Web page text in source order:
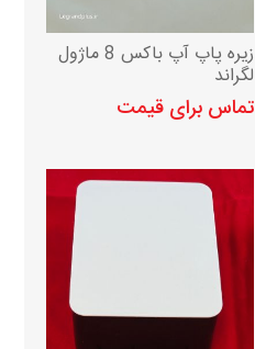
زیره پاپ آپ باکس 8 ماژول
لگراند
تماس برای قیمت